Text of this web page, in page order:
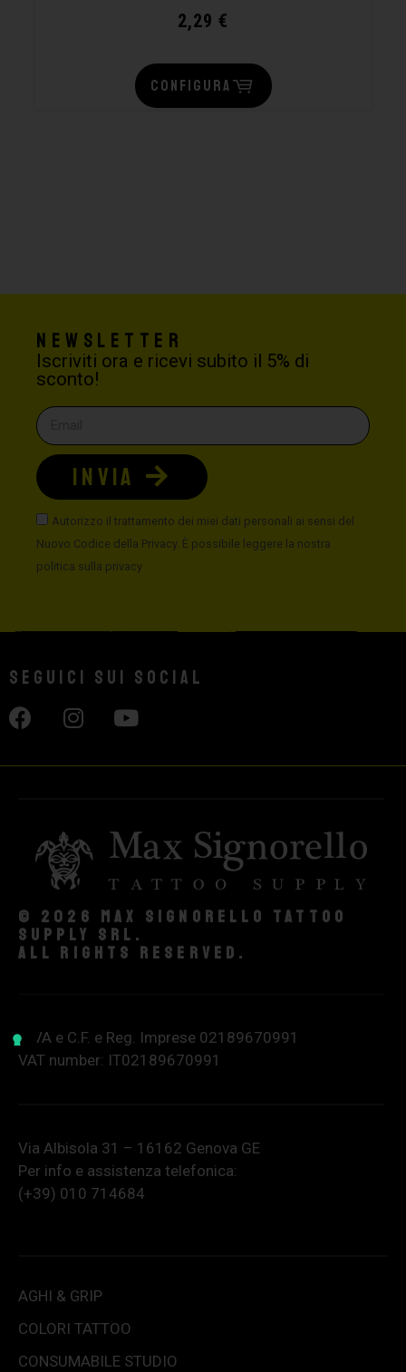
2,29 €
CONFIGURA
Newsletter
Iscriviti ora e ricevi subito il 5% di
sconto!
Autorizzo il trattamento dei miei dati personali ai sensi del
Nuovo Codice della Privacy. È possibile leggere la nostra
politica sulla privacy
INVIA
Seguici sui social
© 2026 Max Signorello Tattoo
supply srl.
All rights reserved.
P.IVA e C.F. e Reg. Imprese 02189670991
VAT number: IT02189670991
Via Albisola 31 – 16162 Genova GE
Per info e assistenza telefonica:
(+39) 010 714684
AGHI & GRIP
COLORI TATTOO
CONSUMABILE STUDIO